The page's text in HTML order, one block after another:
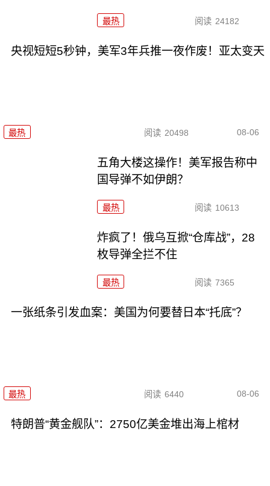
最热 阅读 24182
央视短短5秒钟，美军3年兵推一夜作废！亚太变天
最热 阅读 20498 08-06
五角大楼这操作！美军报告称中
国导弹不如伊朗？
最热 阅读 10613
炸疯了！俄乌互掀“仓库战”，28
枚导弹全拦不住
最热 阅读 7365
一张纸条引发血案：美国为何要替日本“托底”？
最热 阅读 6440 08-06
特朗普“黄金舰队”：2750亿美金堆出海上棺材